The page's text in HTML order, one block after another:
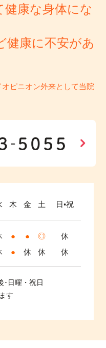
健康な身体にな
健康に不安があ
ピニオン外来として当院
木 金 土 日•祝
● ● ◎
休
● 休 休 休
･日曜・祝日
す